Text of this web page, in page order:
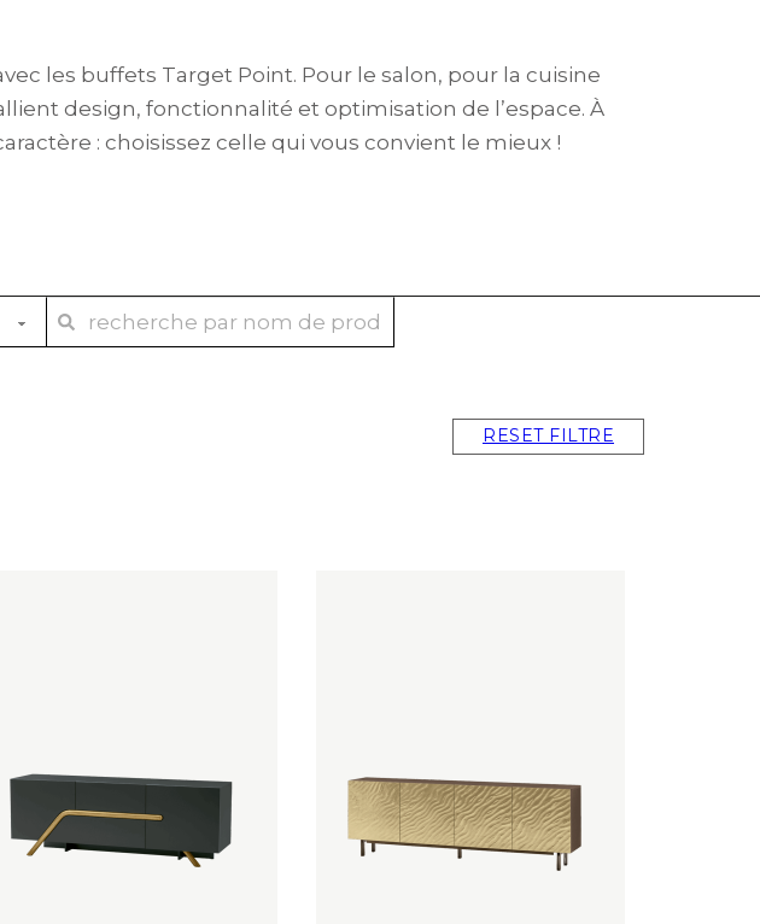
les buffets Target Point. Pour le salon, pour la cuisine
design, fonctionnalité et optimisation de l’espace. À
: choisissez celle qui vous convient le mieux !
RESET FILTRE